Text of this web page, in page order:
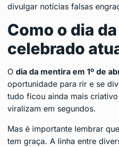
divulgar notícias falsas
Como o dia
celebrado
O dia da mentira em 1º de
oportunidade para rir e se
tudo ficou ainda mais
viralizam em segundos.
Mas é importante lembrar
tem graça. A linha entre